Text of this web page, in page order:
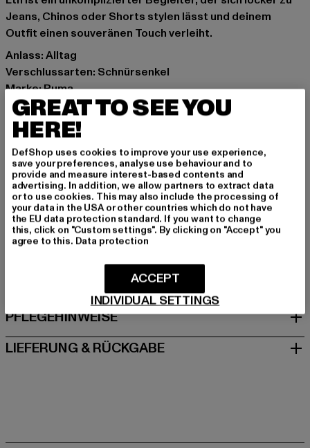
Jeans, Chinos oder Shorts stylen lässt und deinem
Outfit einen souveränen Touch verleiht.
Anlass: Alltag
Verschlussarten: Schnürsenkel
Marke: Puma
Kat.: Sneakers Low
Farbe: schwarz
Hersteller Farbe: black/feather gray/gum
Obermaterial: Wildleder
Innenfutter: Textil
Art.Nr: 396464-21696
Hersteller: PUMA Europe GmbH |service@puma.com
PUMA Way 1 | 91074 Herzogenaurach | DE
GRÖSSE & PASSFORM
PFLEGEHINWEISE
LIEFERUNG & RÜCKGABE
GREAT TO SEE YOU
HERE!
DefShop uses cookies to improve your use experience,
save your preferences, analyse use behaviour and to
provide and measure interest-based contents and
advertising. In addition, we allow partners to extract data
or to use cookies. This may also include the processing of
your data in the USA or other countries which do not have
the EU data protection standard. If you want to change
this, click on "Custom settings". By clicking on "Accept" you
agree to this. Data protection
INDIVIDUAL SETTINGS
ACCEPT